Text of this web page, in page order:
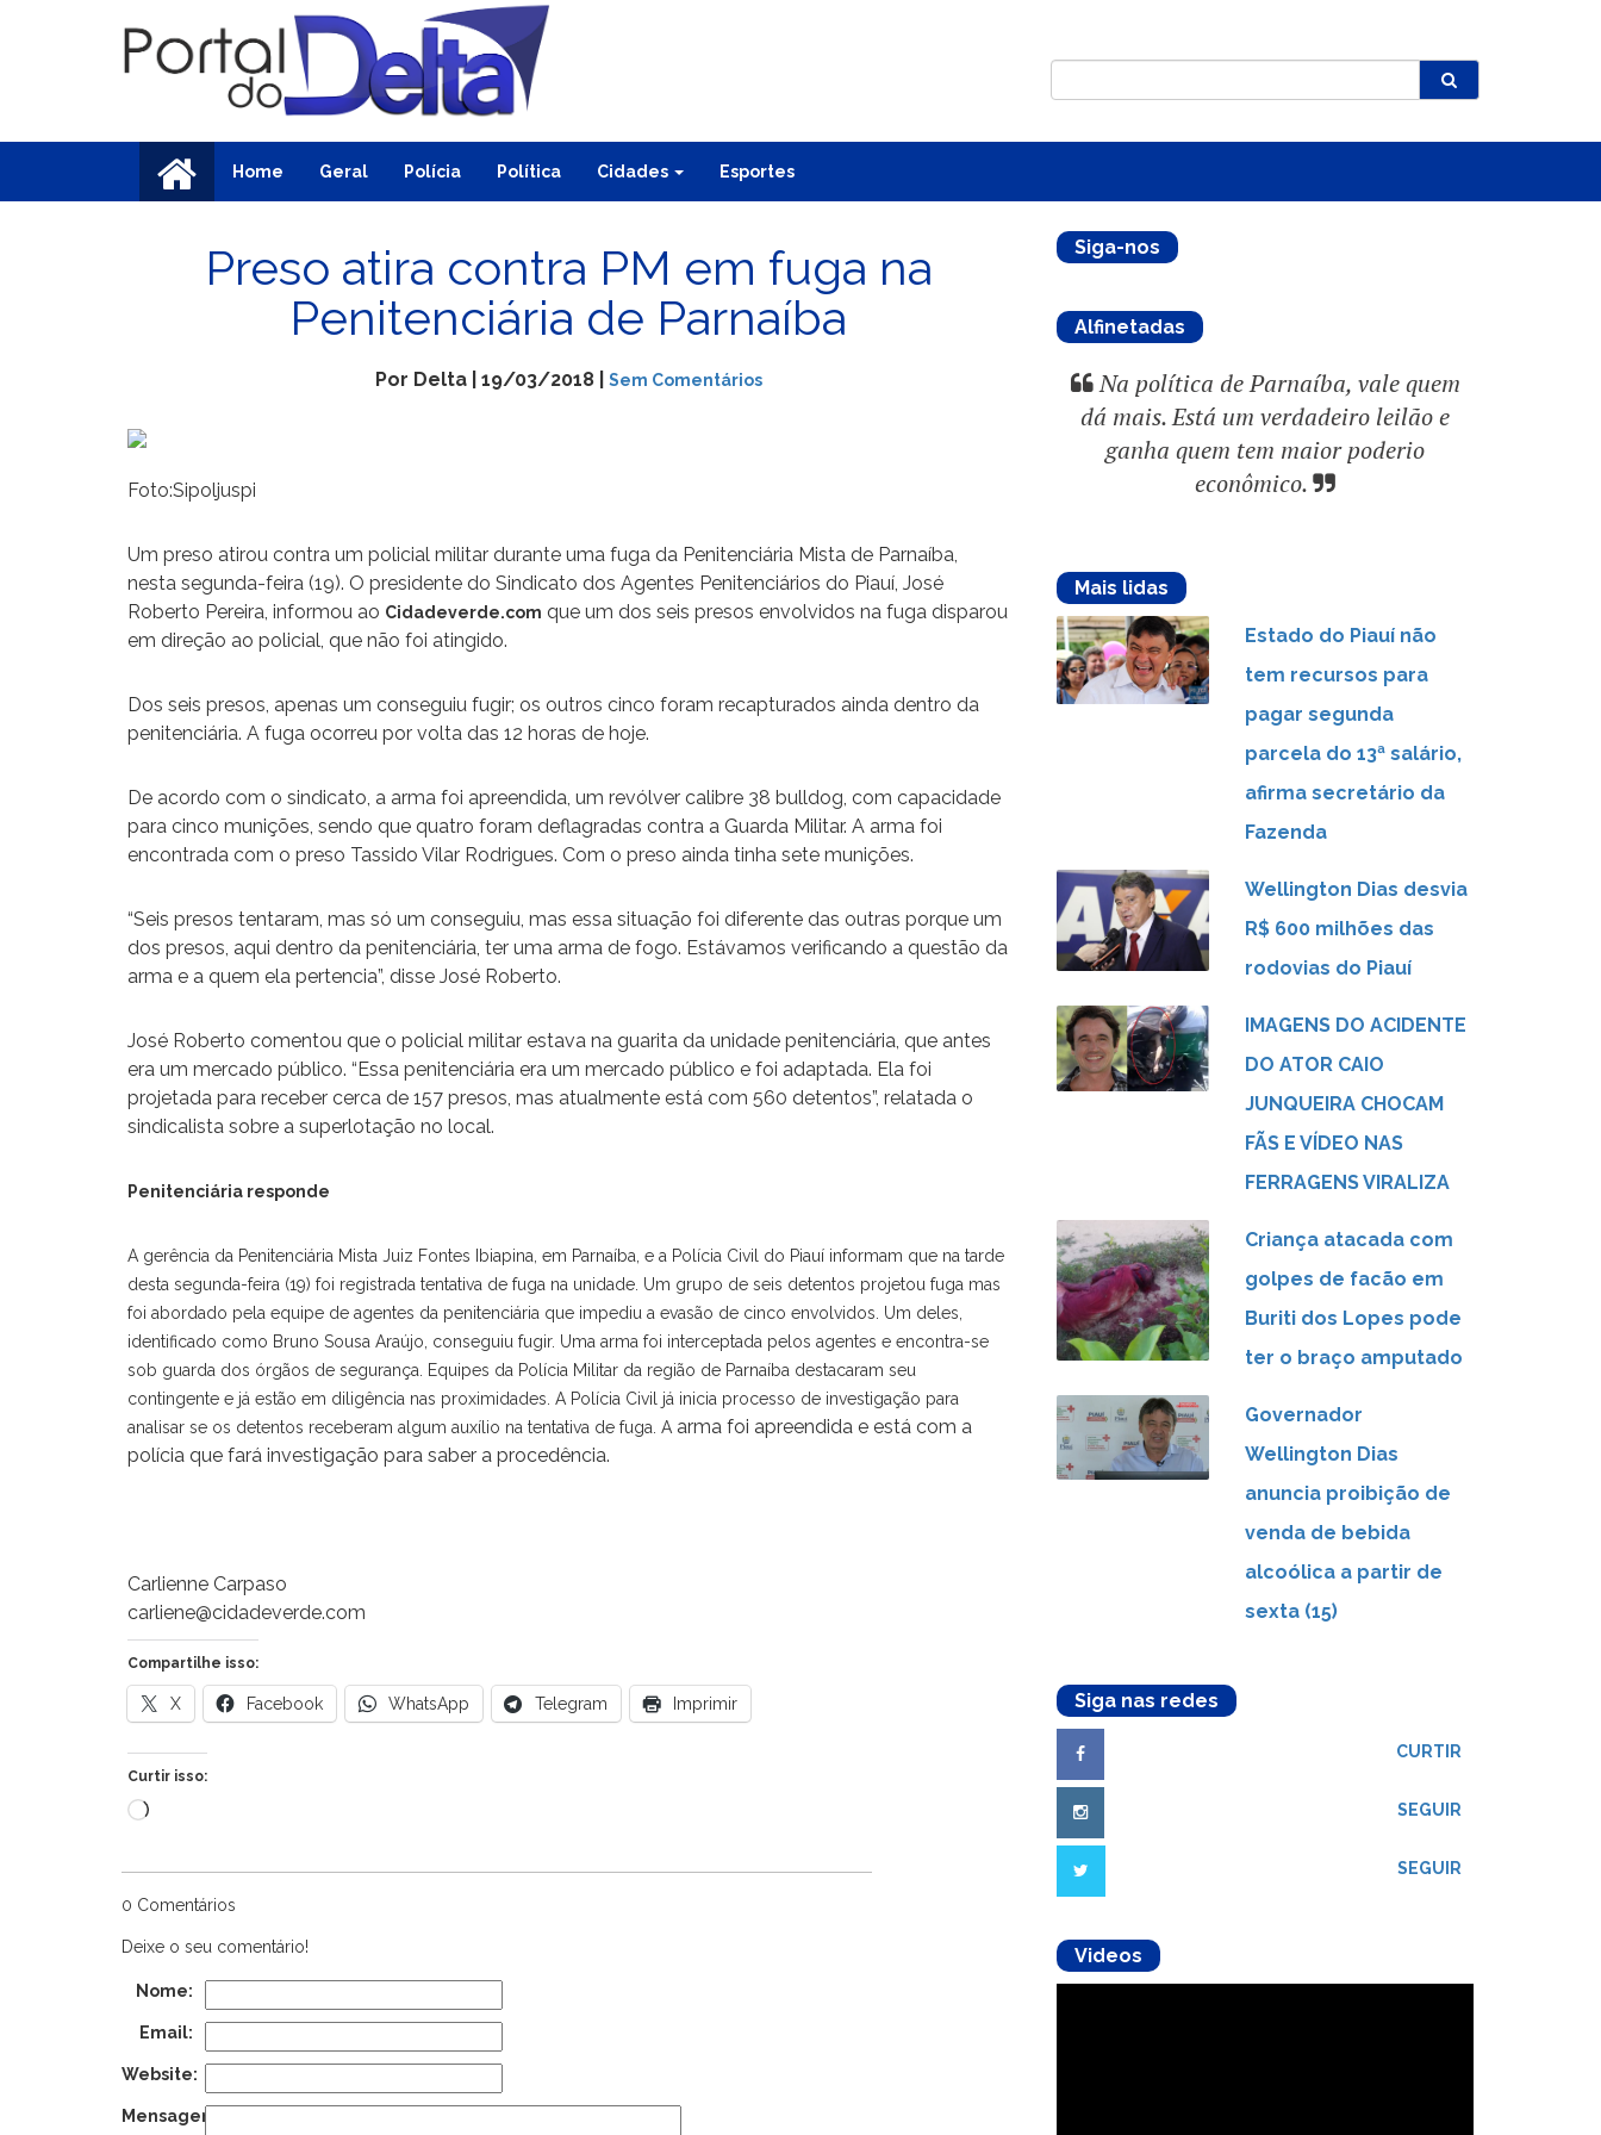
Home Geral Polícia Política Cidades Esportes
Preso atira contra PM em fuga na
Penitenciária de Parnaíba
Por Delta | 19/03/2018 | Sem Comentários
Foto:Sipoljuspi
Um preso atirou contra um policial militar durante uma fuga da Penitenciária Mista de Parnaíba,
nesta segunda-feira (19). O presidente do Sindicato dos Agentes Penitenciários do Piauí, José
Roberto Pereira, informou ao Cidadeverde.com que um dos seis presos envolvidos na fuga disparou
em direção ao policial, que não foi atingido.
Dos seis presos, apenas um conseguiu fugir; os outros cinco foram recapturados ainda dentro da
penitenciária. A fuga ocorreu por volta das 12 horas de hoje.
De acordo com o sindicato, a arma foi apreendida, um revólver calibre 38 bulldog, com capacidade
para cinco munições, sendo que quatro foram deflagradas contra a Guarda Militar. A arma foi
encontrada com o preso Tassido Vilar Rodrigues. Com o preso ainda tinha sete munições.
“Seis presos tentaram, mas só um conseguiu, mas essa situação foi diferente das outras porque um
dos presos, aqui dentro da penitenciária, ter uma arma de fogo. Estávamos verificando a questão da
arma e a quem ela pertencia”, disse José Roberto.
José Roberto comentou que o policial militar estava na guarita da unidade penitenciária, que antes
era um mercado público. “Essa penitenciária era um mercado público e foi adaptada. Ela foi
projetada para receber cerca de 157 presos, mas atualmente está com 560 detentos”, relatada o
sindicalista sobre a superlotação no local.
Penitenciária responde
A gerência da Penitenciária Mista Juiz Fontes Ibiapina, em Parnaíba, e a Polícia Civil do Piauí informam que na tarde
desta segunda-feira (19) foi registrada tentativa de fuga na unidade. Um grupo de seis detentos projetou fuga mas
foi abordado pela equipe de agentes da penitenciária que impediu a evasão de cinco envolvidos. Um deles,
identificado como Bruno Sousa Araújo, conseguiu fugir. Uma arma foi interceptada pelos agentes e encontra-se
sob guarda dos órgãos de segurança. Equipes da Polícia Militar da região de Parnaíba destacaram seu
contingente e já estão em diligência nas proximidades. A Polícia Civil já inicia processo de investigação para
analisar se os detentos receberam algum auxílio na tentativa de fuga. A arma foi apreendida e está com a
polícia que fará investigação para saber a procedência.
Carlienne Carpaso
carliene@cidadeverde.com
Compartilhe isso:
X Facebook WhatsApp Telegram Imprimir
Curtir isso:
Carregando...
0 Comentários
Deixe o seu comentário!
Nome:
Email:
Website:
Mensagem:
Siga-nos
Alfinetadas
Na política de Parnaíba, vale quem
dá mais. Está um verdadeiro leilão e
ganha quem tem maior poderio
econômico.
Mais lidas
Estado do Piauí não
tem recursos para
pagar segunda
parcela do 13ª salário,
afirma secretário da
Fazenda
Wellington Dias desvia
R$ 600 milhões das
rodovias do Piauí
IMAGENS DO ACIDENTE
DO ATOR CAIO
JUNQUEIRA CHOCAM
FÃS E VÍDEO NAS
FERRAGENS VIRALIZA
Criança atacada com
golpes de facão em
Buriti dos Lopes pode
ter o braço amputado
Governador
Wellington Dias
anuncia proibição de
venda de bebida
alcoólica a partir de
sexta (15)
Siga nas redes
CURTIR
SEGUIR
SEGUIR
Videos